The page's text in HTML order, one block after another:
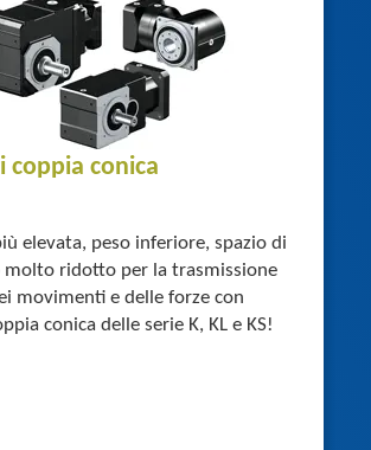
coppia conica
elevata, peso inferiore, spazio di
molto ridotto per la trasmissione
movimenti e delle forze con
conica delle serie K, KL e KS!